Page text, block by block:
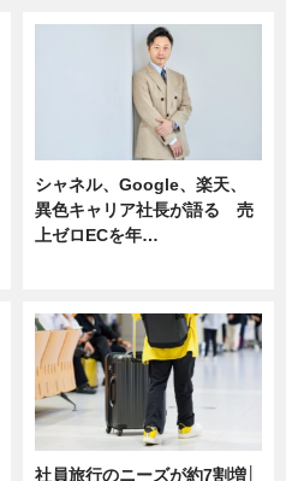
シャネル、Google、楽天、
異色キャリア社長が語る 売
上ゼロECを年…
社員旅行のニーズが約7割増│